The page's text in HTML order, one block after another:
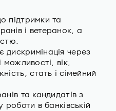
підтримки та
i ветеранок, а
через
можливості, вік,
стать і сімейний
та кандидатів з
роботи в банківській